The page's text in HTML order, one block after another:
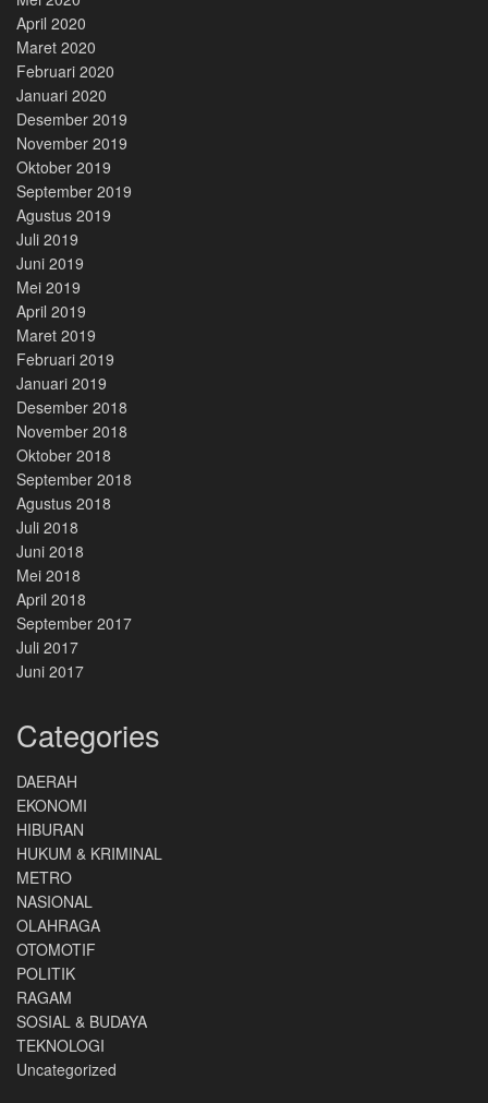
April 2020
Maret 2020
Februari 2020
Januari 2020
Desember 2019
November 2019
Oktober 2019
September 2019
Agustus 2019
Juli 2019
Juni 2019
Mei 2019
April 2019
Maret 2019
Februari 2019
Januari 2019
Desember 2018
November 2018
Oktober 2018
September 2018
Agustus 2018
Juli 2018
Juni 2018
Mei 2018
April 2018
September 2017
Juli 2017
Juni 2017
Categories
DAERAH
EKONOMI
HIBURAN
HUKUM & KRIMINAL
METRO
NASIONAL
OLAHRAGA
OTOMOTIF
POLITIK
RAGAM
SOSIAL & BUDAYA
TEKNOLOGI
Uncategorized